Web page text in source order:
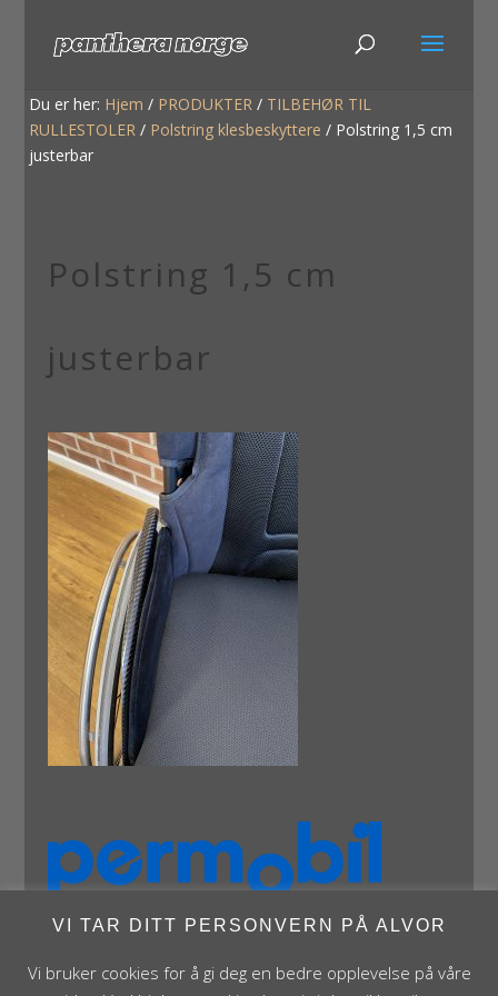
Du er her: Hjem / PRODUKTER / TILBEHØR TIL
RULLESTOLER / Polstring klesbeskyttere / Polstring 1,5 cm
justerbar
Polstring 1,5 cm
justerbar
VI TAR DITT PERSONVERN PÅ ALVOR
Vi bruker cookies for å gi deg en bedre opplevelse på våre